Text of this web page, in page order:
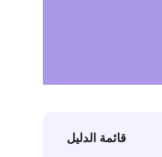
قائمة الدليل